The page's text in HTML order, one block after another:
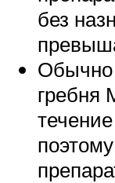
без
Обычно
гребня